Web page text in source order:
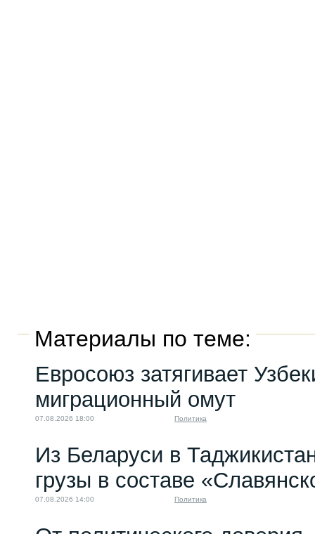
Материалы по теме:
Евросоюз затягивает
миграционный омут
07.08.2026 18:00 Политика
Из Беларуси в
грузы в составе
07.08.2026 14:00 Политика